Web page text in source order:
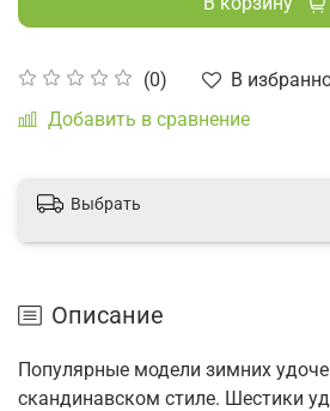
(0)
В
Добавить в сравнение
Выбрать
Описание
Популярные модели зимних
скандинавском стиле. Шестики